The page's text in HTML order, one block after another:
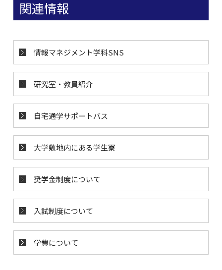
関連情報
情報マネジメント学科SNS
研究室・教員紹介
自宅通学サポートバス
大学敷地内にある学生寮
奨学金制度について
入試制度について
学費について